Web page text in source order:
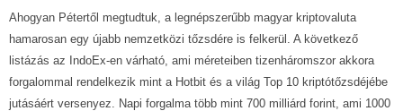
Ahogyan Pétertől megtudtuk, a legnépszerűbb magyar kriptovaluta
hamarosan egy újabb nemzetközi tőzsdére is felkerül. A következő
listázás az IndoEx-en várható, ami méreteiben tizenháromszor akkora
forgalommal rendelkezik mint a Hotbit és a világ Top 10 kriptótőzsdéjébe
jutásáért versenyez. Napi forgalma több mint 700 milliárd forint, ami 1000